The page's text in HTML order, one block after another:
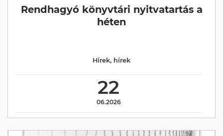
Rendhagyó könyvtári nyitvatartás a
héten
22
06.2026
Hírek, hírek